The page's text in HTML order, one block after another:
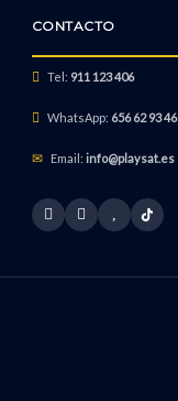
CONTACTO
Tel: 911 123 406
WhatsApp: 656 62 93 46
Email: info@playsat.es